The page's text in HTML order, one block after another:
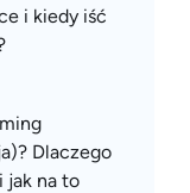
i kiedy iść
Dlaczego
jak na to